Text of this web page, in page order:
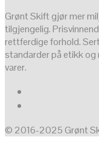
Grønt Skift gjør mer
tilgjengelig.
rettferdige forhold.
standarder på etikk og
varer.
© 2016-2025 Grønt